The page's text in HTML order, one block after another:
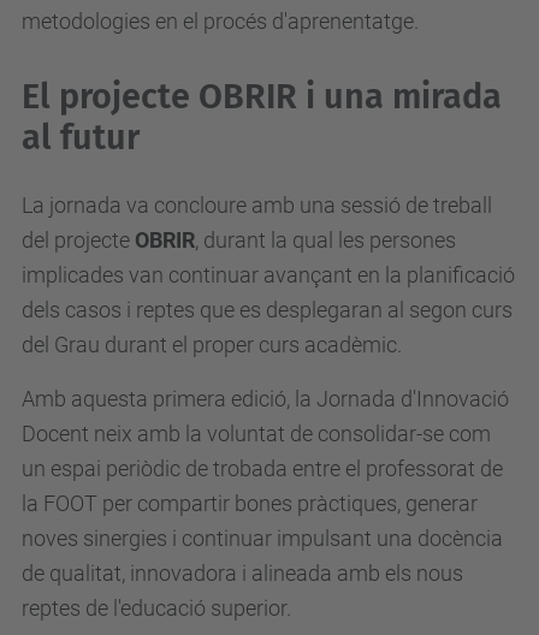
metodologies en el procés d'aprenentatge.
El projecte OBRIR i una mirada
al futur
La jornada va concloure amb una sessió de treball
del projecte OBRIR, durant la qual les persones
implicades van continuar avançant en la planificació
dels casos i reptes que es desplegaran al segon curs
del Grau durant el proper curs acadèmic.
Amb aquesta primera edició, la Jornada d'Innovació
Docent neix amb la voluntat de consolidar-se com
un espai periòdic de trobada entre el professorat de
la FOOT per compartir bones pràctiques, generar
noves sinergies i continuar impulsant una docència
de qualitat, innovadora i alineada amb els nous
reptes de l'educació superior.